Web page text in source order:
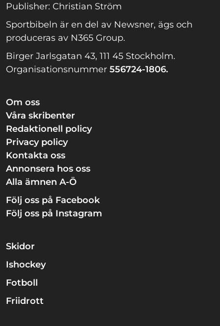
Publisher: Christian Ström
Sportbibeln är en del av Newsner, ägs och
produceras av N365 Group.
Birger Jarlsgatan 43, 111 45 Stockholm.
Organisationsnummer 556724-1806.
Om oss
Våra skribenter
Redaktionell policy
Privacy policy
Kontakta oss
Annonsera hos oss
Alla ämnen A-Ö
Följ oss på Facebook
Följ oss på Instagram
Skidor
Ishockey
Fotboll
Friidrott